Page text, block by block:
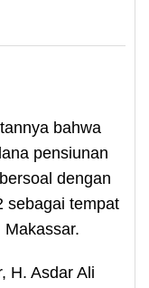
bahwa
pensiunan
dengan
sebagai tempat
H. Asdar Ali